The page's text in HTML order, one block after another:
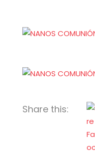
Share this: